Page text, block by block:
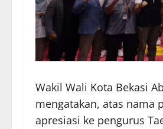
Wakil Wali Kota Bekasi
mengatakan, atas nama
apresiasi ke pengurus